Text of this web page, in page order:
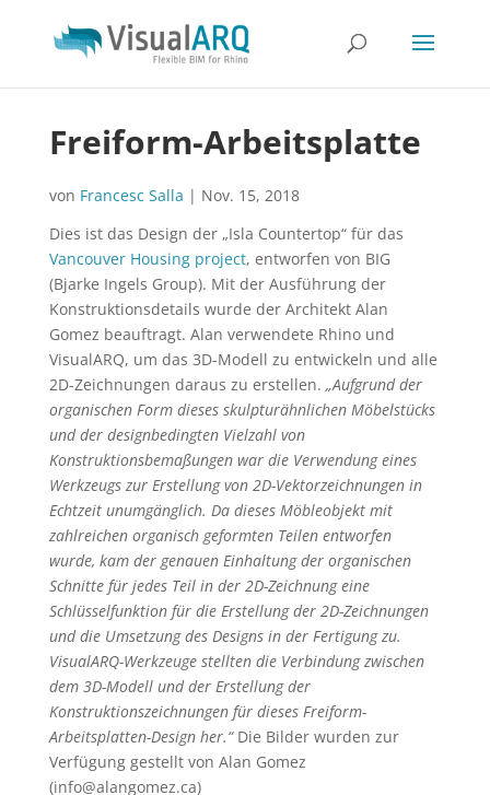
Freiform-Arbeitsplatte
von Francesc Salla | Nov. 15, 2018
Dies ist das Design der „Isla Countertop“ für das
Vancouver Housing project, entworfen von BIG
(Bjarke Ingels Group). Mit der Ausführung der
Konstruktionsdetails wurde der Architekt Alan
Gomez beauftragt. Alan verwendete Rhino und
VisualARQ, um das 3D-Modell zu entwickeln und alle
2D-Zeichnungen daraus zu erstellen. „Aufgrund der
organischen Form dieses skulpturähnlichen Möbelstücks
und der designbedingten Vielzahl von
Konstruktionsbemaßungen war die Verwendung eines
Werkzeugs zur Erstellung von 2D-Vektorzeichnungen in
Echtzeit unumgänglich. Da dieses Möbleobjekt mit
zahlreichen organisch geformten Teilen entworfen
wurde, kam der genauen Einhaltung der organischen
Schnitte für jedes Teil in der 2D-Zeichnung eine
Schlüsselfunktion für die Erstellung der 2D-Zeichnungen
und die Umsetzung des Designs in der Fertigung zu.
VisualARQ-Werkzeuge stellten die Verbindung zwischen
dem 3D-Modell und der Erstellung der
Konstruktionszeichnungen für dieses Freiform-
Arbeitsplatten-Design her.“Die Bilder wurden zur
Verfügung gestellt von Alan Gomez
(info@alangomez.ca)